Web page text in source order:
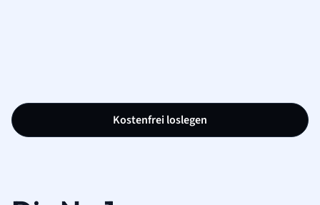
Kostenfrei loslegen